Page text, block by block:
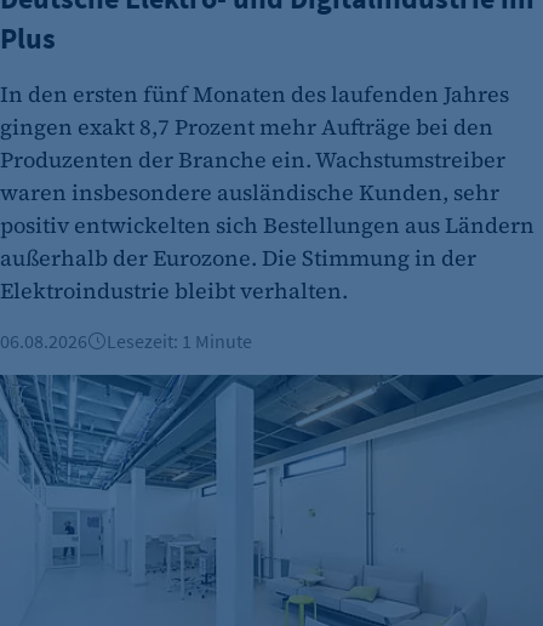
für ein eventuelles Opt-Out verwendet.
"no" - 50 Jahre "yes" - 480 Tage
fe_typo_user
Name:
fe_typo_user
Anbieter:
CMS TYPO3
Zweck:
Benutzer-Sessions (z. B. bei Login, Umfrage
oder Formularen). Wird auch bei Caching zur
Identifizierung verwendet.
Cookie Laufzeit:
Session
Cookie Consent
Plus
In den ersten fünf Monaten des laufenden Jahres
gingen exakt 8,7 Prozent mehr Aufträge bei den
Produzenten der Branche ein. Wachstumstreiber
waren insbesondere ausländische Kunden, sehr
positiv entwickelten sich Bestellungen aus Ländern
außerhalb der Eurozone. Die Stimmung in der
Elektroindustrie bleibt verhalten.
06.08.2026 Lesezeit: 1 Minute
Büroimmobilien Berlin: Starkes Wachstum im ersten